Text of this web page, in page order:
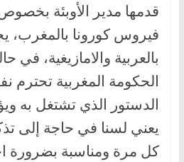
قدمها مدير الأوبئة
فيروس كورونا بالمغرب،
بالعربية والامازيغية، في
الحكومة المغربية تحترم
الدستور الذي تشتغل به
يعني لسنا في حاجة إلى
كل مرة ومناسبة بضرورة